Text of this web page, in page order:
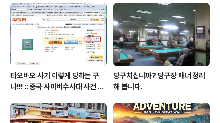
타오바오 사기 이렇게 당하는 구
나!!! :: 중국 사이버수사대 사건 접
당구치십니까? 당구장 매너 정리
해 봅니다.